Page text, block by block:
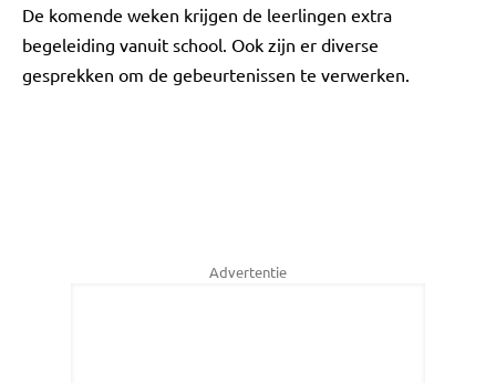
De komende weken krijgen de leerlingen extra
begeleiding vanuit school. Ook zijn er diverse
gesprekken om de gebeurtenissen te verwerken.
Advertentie